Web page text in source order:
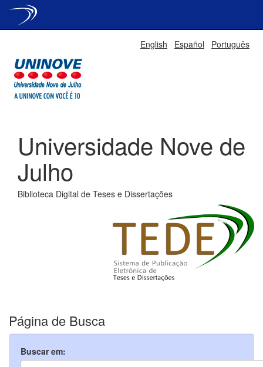
English Español Português
Universidade Nove de
Julho
Biblioteca Digital de Teses e Dissertações
Página de Busca
Buscar em: